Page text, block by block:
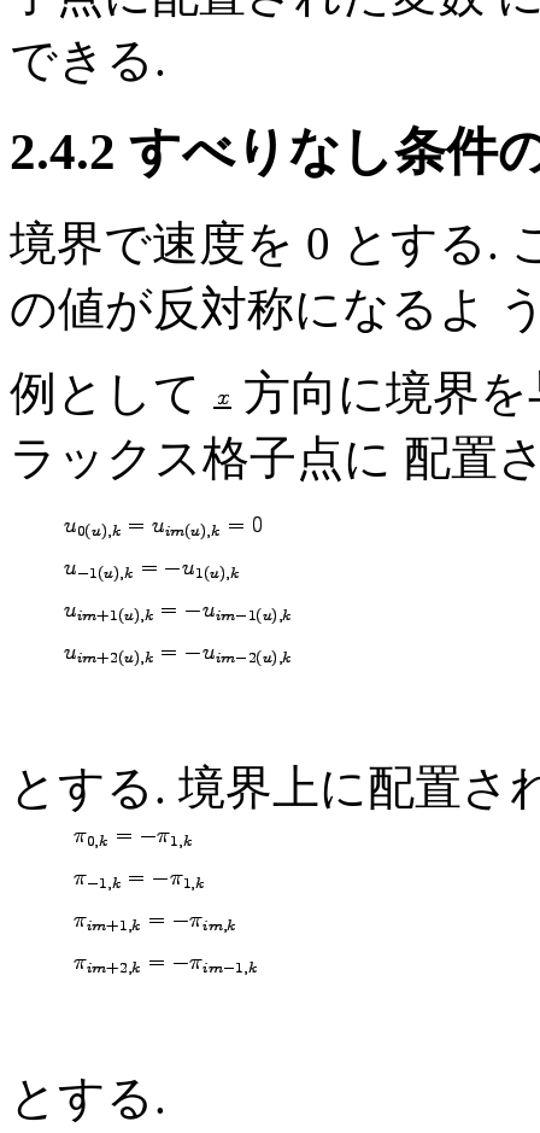
できる.
2.4.2 すべりなし条件
境界で速度を 0 とする.
の値が反対称になるよ
例として
方向に境界
ラックス格子点に 配置
とする. 境界上に配置さ
とする.